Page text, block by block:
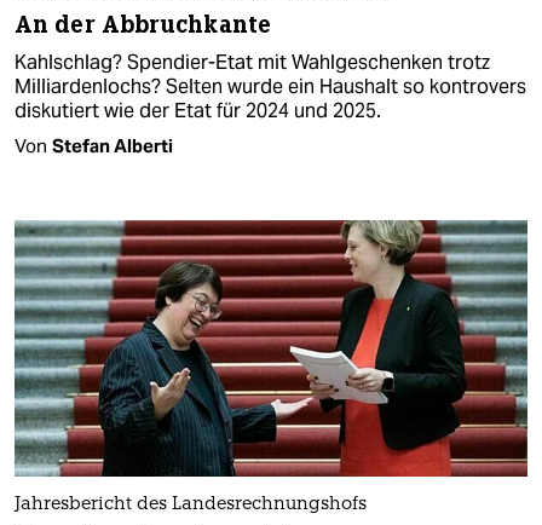
An der Abbruchkante
Kahlschlag? Spendier-Etat mit Wahlgeschenken trotz
Milliardenlochs? Selten wurde ein Haushalt so kontrovers
diskutiert wie der Etat für 2024 und 2025.
Von Stefan Alberti
Jahresbericht des Landesrechnungshofs